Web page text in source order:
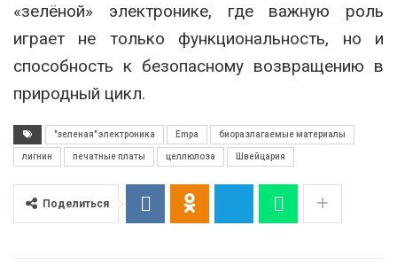
«зелёной» электронике, где важную роль
играет не только функциональность, но и
способность к безопасному возвращению в
природный цикл.
"зеленая" электроника Empa биоразлагаемые материалы
лигнин печатные платы целлюлоза Швейцария
Поделиться